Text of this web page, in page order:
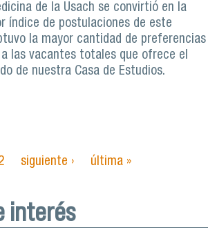
de la Usach se convirtió en la
índice de postulaciones de este
la mayor cantidad de preferencias
las vacantes totales que ofrece el
de nuestra Casa de Estudios.
de Medicina Usach lideró índice de
en el proceso de Admisión 2021
siguiente › última »
interés